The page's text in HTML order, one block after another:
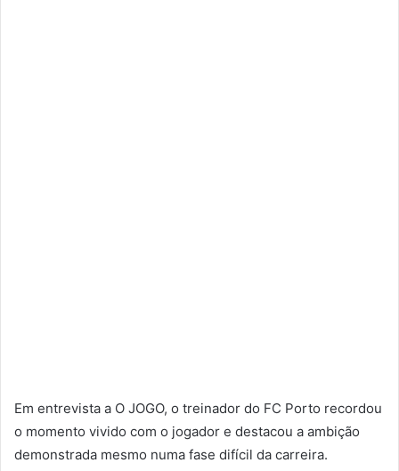
Em entrevista a O JOGO, o treinador do FC Porto recordou
o momento vivido com o jogador e destacou a ambição
demonstrada mesmo numa fase difícil da carreira.